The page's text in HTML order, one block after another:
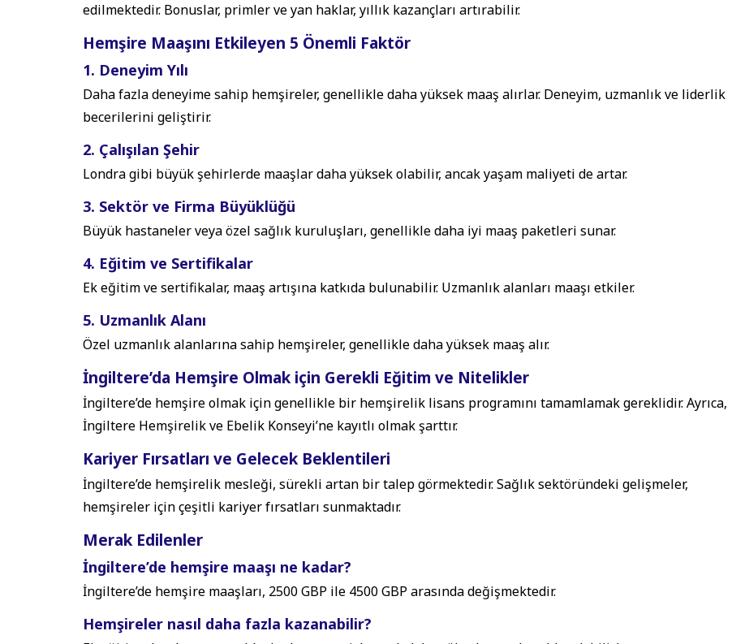
edilmektedir. Bonuslar, primler ve yan haklar, yıllık kazançları artırabilir.
Hemşire Maaşını Etkileyen 5 Önemli Faktör
1. Deneyim Yılı
Daha fazla deneyime sahip hemşireler, genellikle daha yüksek maaş alırlar. Deneyim, uzmanlık ve liderlik
becerilerini geliştirir.
2. Çalışılan Şehir
Londra gibi büyük şehirlerde maaşlar daha yüksek olabilir, ancak yaşam maliyeti de artar.
3. Sektör ve Firma Büyüklüğü
Büyük hastaneler veya özel sağlık kuruluşları, genellikle daha iyi maaş paketleri sunar.
4. Eğitim ve Sertifikalar
Ek eğitim ve sertifikalar, maaş artışına katkıda bulunabilir. Uzmanlık alanları maaşı etkiler.
5. Uzmanlık Alanı
Özel uzmanlık alanlarına sahip hemşireler, genellikle daha yüksek maaş alır.
İngiltere’da Hemşire Olmak için Gerekli Eğitim ve Nitelikler
İngiltere’de hemşire olmak için genellikle bir hemşirelik lisans programını tamamlamak gereklidir. Ayrıca,
İngiltere Hemşirelik ve Ebelik Konseyi’ne kayıtlı olmak şarttır.
Kariyer Fırsatları ve Gelecek Beklentileri
İngiltere’de hemşirelik mesleği, sürekli artan bir talep görmektedir. Sağlık sektöründeki gelişmeler,
hemşireler için çeşitli kariyer fırsatları sunmaktadır.
Merak Edilenler
İngiltere’de hemşire maaşı ne kadar?
İngiltere’de hemşire maaşları, 2500 GBP ile 4500 GBP arasında değişmektedir.
Hemşireler nasıl daha fazla kazanabilir?